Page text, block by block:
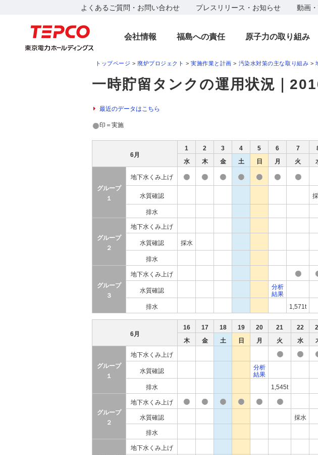
よくあるご質問・お問い合わせ プレスリリース・お知らせ 動画
会社情報 福島への責任 原子力の取り組み
トップページ > 廃炉プロジェクト >実施作業と計画 > 汚染水対策の主な取り組み >
一時貯留タンクの運用状況｜
最近のデータはこちら
印＝実施
6月
1 2 3 4 5 6 7
水
木 金 土 日 月 火
グループ
１
地下水くみ上げ
水質確認
排水
グループ
２
地下水くみ上げ
水質確認 採水
排水
グループ
３
地下水くみ上げ
水質確認
分析
結果
排水 1,571t
6月
16 17 18 19 20 21 22
木
金 土 日 月 火 水
グループ
１
地下水くみ上げ
水質確認
分析
結果
排水 1,545t
グループ
２
地下水くみ上げ
水質確認 採水
排水
地下水くみ上げ